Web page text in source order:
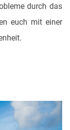
durch das
euch mit einer